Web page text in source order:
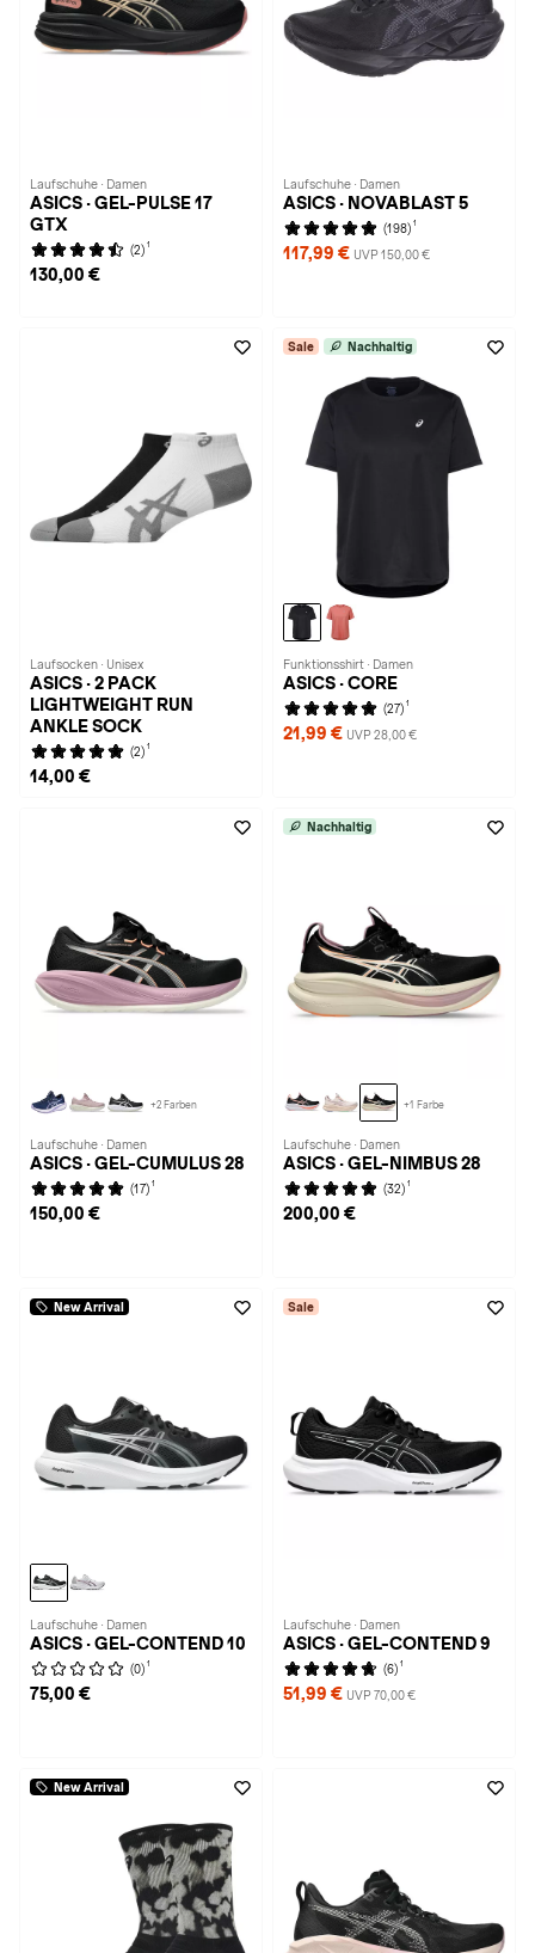
Laufschuhe · Damen
ASICS · GEL-PULSE 17
GTX
(2) 1
130,00 €
Laufschuhe · Damen
ASICS · NOVABLAST 5
(198) 1
117,99 € UVP 150,00 €
Laufsocken · Unisex
ASICS · 2 PACK
LIGHTWEIGHT RUN
ANKLE SOCK
(2) 1
14,00 €
Sale Nachhaltig
Funktionsshirt · Damen
ASICS · CORE
(27) 1
21,99 € UVP 28,00 €
+2 Farben
Laufschuhe · Damen
ASICS · GEL-CUMULUS 28
(17) 1
150,00 €
Nachhaltig
+1 Farbe
Laufschuhe · Damen
ASICS · GEL-NIMBUS 28
(32) 1
200,00 €
New Arrival
Laufschuhe · Damen
ASICS · GEL-CONTEND 10
(0) 1
75,00 €
Sale
Laufschuhe · Damen
ASICS · GEL-CONTEND 9
(6) 1
51,99 € UVP 70,00 €
New Arrival